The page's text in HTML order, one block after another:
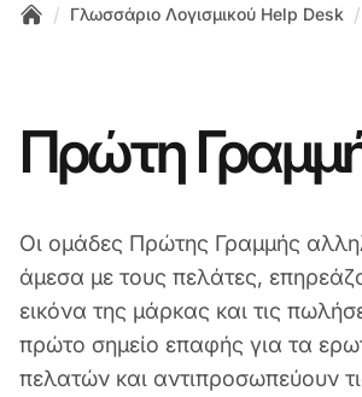
/ Γλωσσάριο Λογισμικού Help Desk /
Πρώτη
Οι ομάδες Πρώτης Γραμμής
άμεσα με τους πελάτες,
εικόνα της μάρκας και τις
πρώτο σημείο επαφής για τα
πελατών και αντιπροσωπεύουν